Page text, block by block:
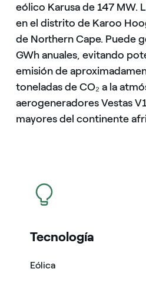
eólico Karusa de 147 MW.
en el distrito de Karoo
de Northern Cape. Puede
GWh anuales, evitando
emisión de
toneladas de CO₂ a la
aerogeneradores Vestas
mayores del continente
icono
Tecnología
Eólica